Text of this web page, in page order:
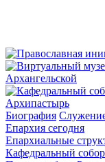
Архипастырь
Биография
Епархия сегодня
Епархиальные
Кафедральный собор